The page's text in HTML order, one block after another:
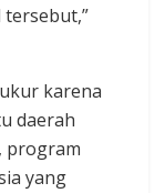
karena
daerah
program
yang